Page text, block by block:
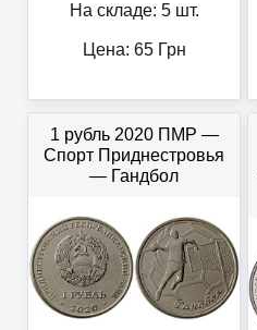
На складе: 5 шт.
Цена: 65Грн
1 рубль 2020 ПМР —
Спорт Приднестровья
— Гандбол